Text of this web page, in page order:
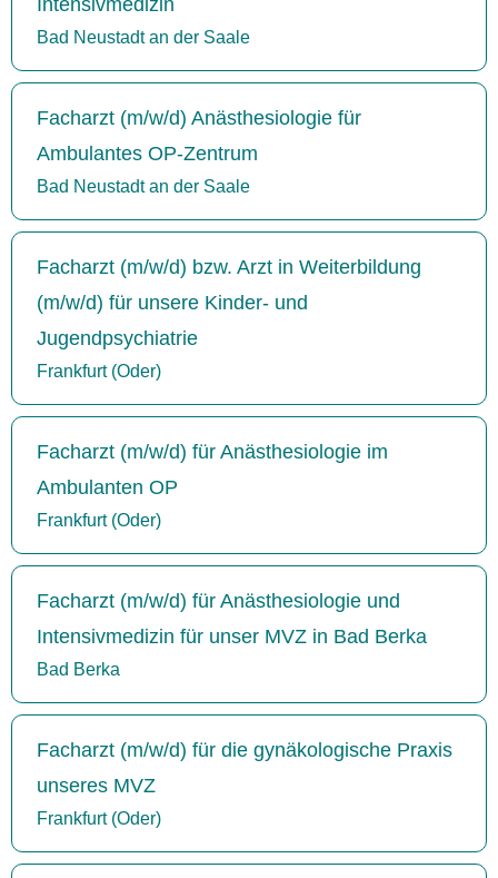
Bad Neustadt an der Saale
Facharzt (m/w/d) Anästhesiologie für
Ambulantes OP-Zentrum
Bad Neustadt an der Saale
Facharzt (m/w/d) bzw. Arzt in Weiterbildung
(m/w/d) für unsere Kinder- und
Jugendpsychiatrie
Frankfurt (Oder)
Facharzt (m/w/d) für Anästhesiologie im
Ambulanten OP
Frankfurt (Oder)
Facharzt (m/w/d) für Anästhesiologie und
Intensivmedizin für unser MVZ in Bad Berka
Bad Berka
Facharzt (m/w/d) für die gynäkologische Praxis
unseres MVZ
Frankfurt (Oder)